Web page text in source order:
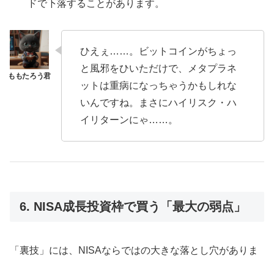
ドで下落することがあります。
ひえぇ……。ビットコインがちょっ
と風邪をひいただけで、メタプラネ
ットは重病になっちゃうかもしれな
いんですね。まさにハイリスク・ハ
イリターンにゃ……。
6. NISA成長投資枠で買う「最大の弱点」
「裏技」には、NISAならではの大きな落とし穴がありま